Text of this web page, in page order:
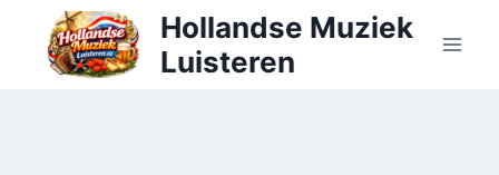
Doorgaan
inhoud
Hollandse Muziek
Luisteren